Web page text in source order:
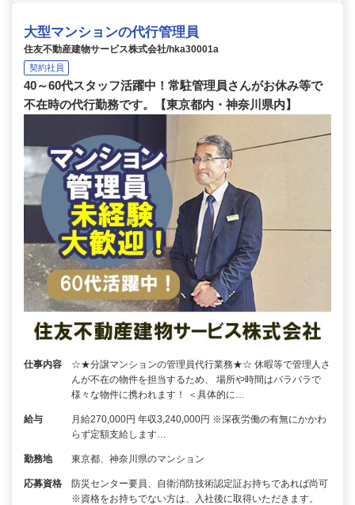
大型マンションの代行管理員
住友不動産建物サービス株式会社/hka30001a
契約社員
40～60代スタッフ活躍中！常駐管理員さんがお休み等で
不在時の代行勤務です。【東京都内・神奈川県内】
仕事内容
☆★分譲マンションの管理員代行業務★☆ 休暇等で管理人さ
んが不在の物件を担当するため、 場所や時間はバラバラで
様々な物件に携われます！ ＜具体的に…
給与
月給270,000円 年収3,240,000円 ※深夜労働の有無にかかわ
らず定額支給します…
勤務地 東京都、神奈川県のマンション
応募資格
防災センター要員、自衛消防技術認定証お持ちであれば尚可
※資格をお持ちでない方は、入社後に取得いただきます。